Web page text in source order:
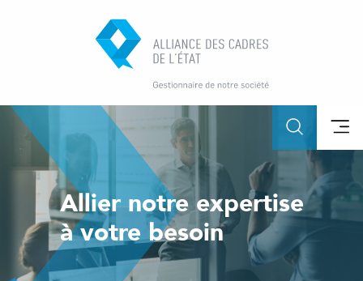
Allier notre expertise
à votre besoin